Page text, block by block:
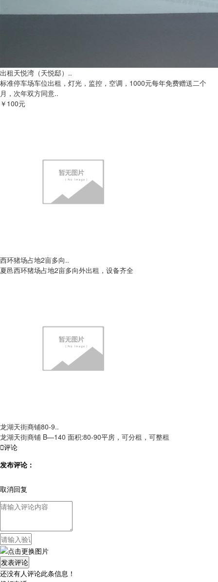
出租天悦湾（天悦邸）..
标准停车场车位出租，灯光，监控，空调，1000元每年免费赠送二个
月，次年双方同意..
￥100元
西环猪场占地2亩多向..
夏邑西环猪场占地2亩多向外出租，设备齐全
龙湖天街商铺80-9..
龙湖天街商铺 B—140 面积:80-90平房，可分租，可整租
评论
发布评论：
取消回复
还没有人评论此条信息！